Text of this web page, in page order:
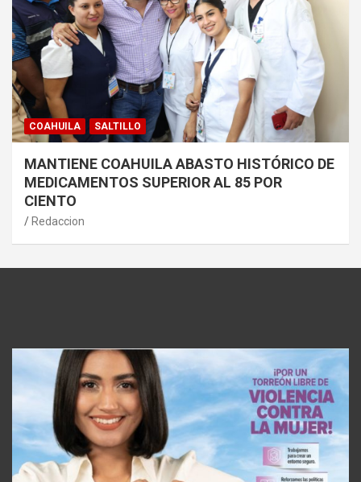
COAHUILA SALTILLO
MANTIENE COAHUILA ABASTO HISTÓRICO DE
MEDICAMENTOS SUPERIOR AL 85 POR
CIENTO
Redaccion